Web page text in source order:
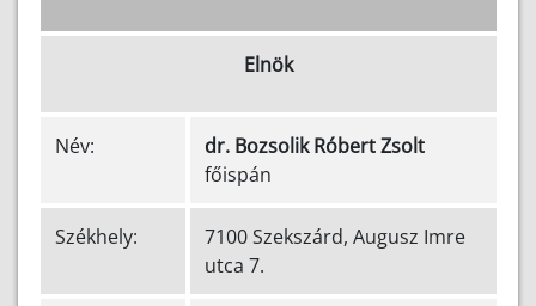
Elnök
Név:
dr. Bozsolik Róbert Zsolt
főispán
Székhely:
7100 Szekszárd, Augusz Imre
utca 7.